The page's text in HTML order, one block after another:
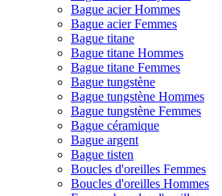
Bague acier Hommes
Bague acier Femmes
Bague titane
Bague titane Hommes
Bague titane Femmes
Bague tungstène
Bague tungstène Hommes
Bague tungstène Femmes
Bague céramique
Bague argent
Bague tisten
Boucles d'oreilles Femmes
Boucles d'oreilles Hommes